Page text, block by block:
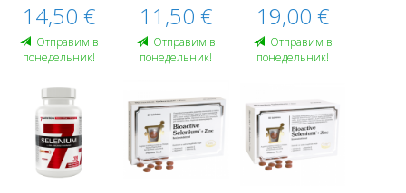
14,50 €
Oтправим в
понедельник!
11,50 €
Oтправим в
понедельник!
19,00 €
Oтправим в
понедельник!